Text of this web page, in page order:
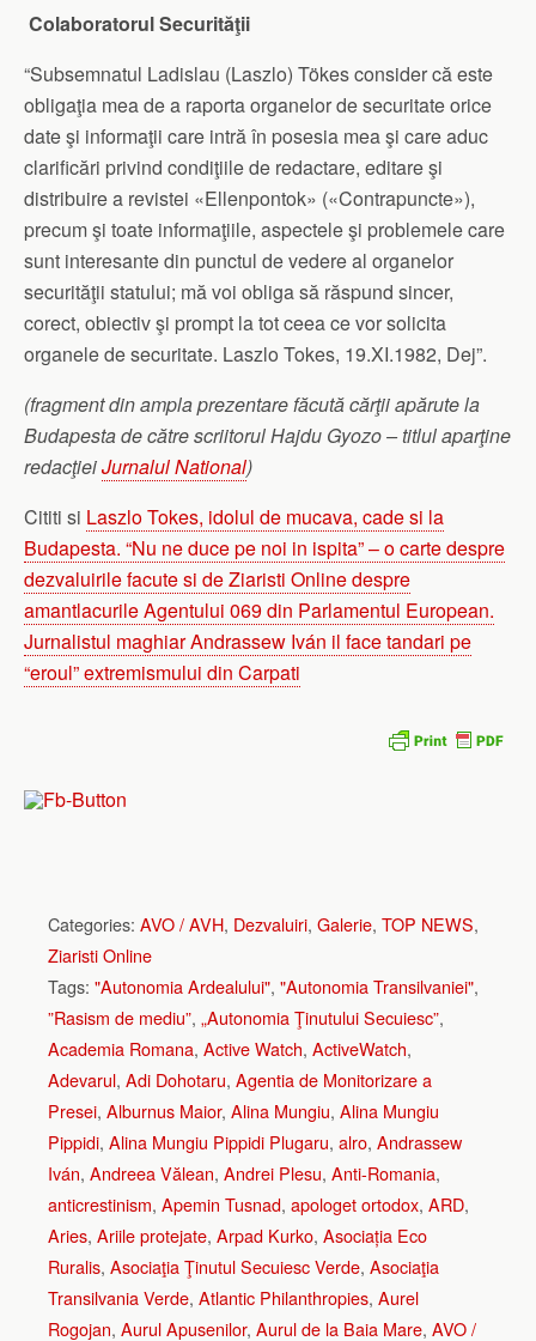
Colaboratorul Securităţii
“Subsemnatul Ladislau (Laszlo) Tökes consider că este
obligaţia mea de a raporta organelor de securitate orice
date şi informaţii care intră în posesia mea şi care aduc
clarificări privind condiţiile de redactare, editare şi
distribuire a revistei «Ellenpontok» («Contrapuncte»),
precum şi toate informaţiile, aspectele şi problemele care
sunt interesante din punctul de vedere al organelor
securităţii statului; mă voi obliga să răspund sincer,
corect, obiectiv şi prompt la tot ceea ce vor solicita
organele de securitate. Laszlo Tokes, 19.XI.1982, Dej”.
(fragment din ampla prezentare făcută cărţii apărute la
Budapesta de către scriitorul Hajdu Gyozo – titlul aparţine
redacţieiJurnalul National)
Cititi si Laszlo Tokes, idolul de mucava, cade si la
Budapesta. “Nu ne duce pe noi in ispita” – o carte despre
dezvaluirile facute si de Ziaristi Online despre
amantlacurile Agentului 069 din Parlamentul European.
Jurnalistul maghiar Andrassew Iván il face tandari pe
“eroul” extremismului din Carpati
Categories: AVO / AVH, Dezvaluiri, Galerie, TOP NEWS,
Ziaristi Online
Tags: "Autonomia Ardealului", "Autonomia Transilvaniei",
”Rasism de mediu”, „Autonomia Ţinutului Secuiesc”,
Academia Romana, Active Watch, ActiveWatch,
Adevarul, Adi Dohotaru, Agentia de Monitorizare a
Presei, Alburnus Maior, Alina Mungiu, Alina Mungiu
Pippidi, Alina Mungiu Pippidi Plugaru, alro, Andrassew
Iván, Andreea Vălean, Andrei Plesu, Anti-Romania,
anticrestinism, Apemin Tusnad, apologet ortodox, ARD,
Aries, Ariile protejate, Arpad Kurko, Asociația Eco
Ruralis, Asociaţia Ţinutul Secuiesc Verde, Asociaţia
Transilvania Verde, Atlantic Philanthropies, Aurel
Rogojan, Aurul Apusenilor, Aurul de la Baia Mare, AVO /